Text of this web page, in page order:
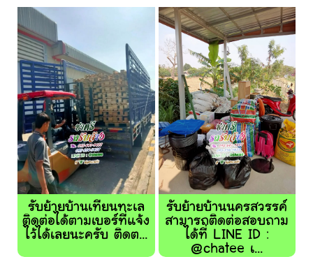
รับย้ายบ้านเทียนทะเล
ติดต่อได้ตามเบอร์ที่แจ้ง
ไว้ได้เลยนะครับ ติดต...
รับย้ายบ้านนครสวรรค์
สามารถติดต่อสอบถาม
ได้ที่ LINE ID :
@chatee เ...